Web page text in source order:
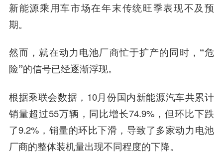
新能源乘用车市场在年末传统旺季表现不及预
期。
然而，就在动力电池厂商忙于扩产的同时， “危
险”的信号已经逐渐浮现。
根据乘联会数据，10月份国内新能源汽车共累计
销量超过55万辆，同比增长74.9%，但环比下跌
了9.2%，销量的环比下滑，导致了多家动力电池
厂商的整体装机量出现不同程度的下降。